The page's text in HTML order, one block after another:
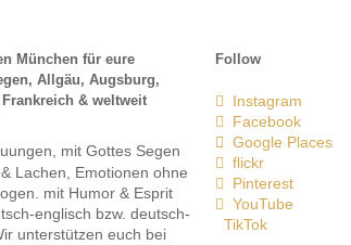
München für eure
Allgäu, Augsburg,
& weltweit
mit Gottes Segen
Lachen, Emotionen ohne
mit Humor & Esprit
englisch bzw. deutsch-
unterstützen euch bei
Follow
Instagram
Facebook
Google Places
flickr
Pinterest
YouTube
TikTok